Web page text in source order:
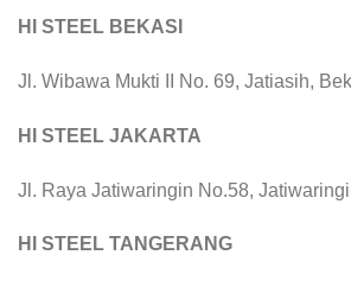
HI STEEL BEKASI
Jl. Wibawa Mukti II No. 69, Jatiasih,
HI STEEL JAKARTA
Jl. Raya Jatiwaringin No.58,
HI STEEL TANGERANG